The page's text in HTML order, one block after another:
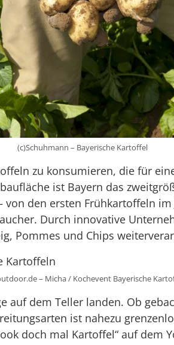
(c)Schuhmann – Bayerische Kartoffel
zu konsumieren, die für
ist Bayern das
von den ersten Frühkartoffeln
Durch innovative
Pommes und Chips
– Micha / Kochevent Bayerische
auf dem Teller landen. Ob
ist nahezu
doch mal Kartoffel“ auf dem